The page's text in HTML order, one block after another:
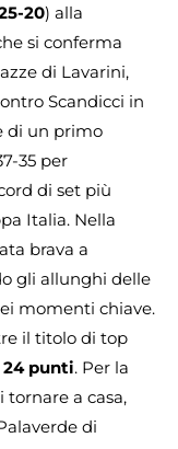
20) alla
si conferma
di Lavarini,
Scandicci in
di un primo
35 per
di set più
Italia. Nella
brava a
gli allunghi delle
momenti chiave.
il titolo di top
24 punti. Per la
tornare a casa,
di